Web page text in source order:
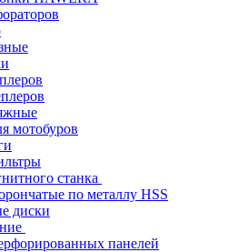
мотобуров
станка
по металлу HSS
диски
панелей